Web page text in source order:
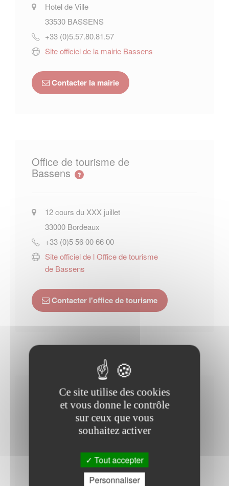
Hotel de Ville
33530 BASSENS
+33 (0)5.57.80.81.57
Site officiel de la mairie Bassens
Contacter la mairie
Office de tourisme de
Bassens
12 cours du XXX juillet
33000 Bordeaux
+33 (0)5 56 00 66 00
Site officiel de l Office de tourisme
de Bassens
Contacter l'office de tourisme
Horaires Mairie
Mardi : - 08h30 à 12h00 - 13h00 à 18h00
Samedi : - 09h00 à 12h30
Lundi : - 13h00 à 17h00
Ce site utilise des cookies
et vous donne le contrôle
sur ceux que vous
souhaitez activer
Tout accepter
Personnaliser